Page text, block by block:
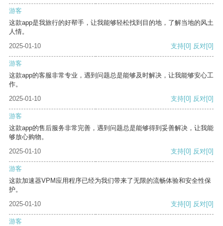
游客
这款app是我旅行的好帮手，让我能够轻松找到目的地，了解当地的风土
人情。
2025-01-10
支持[0] 反对[0]
游客
这款app的客服非常专业，遇到问题总是能够及时解决，让我能够安心工
作。
2025-01-10
支持[0] 反对[0]
游客
这款app的售后服务非常完善，遇到问题总是能够得到妥善解决，让我能
够放心购物。
2025-01-10
支持[0] 反对[0]
游客
这款加速器VPM应用程序已经为我们带来了无限的流畅体验和安全性保
护。
2025-01-10
支持[0] 反对[0]
游客